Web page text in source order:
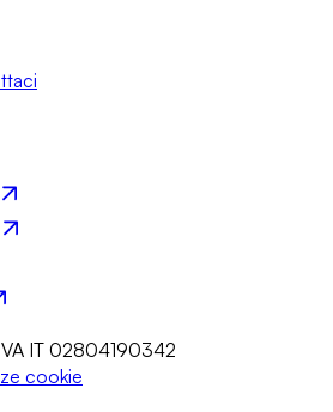
IT 02804190342
cookie